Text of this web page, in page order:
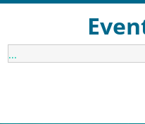
...1:00 am